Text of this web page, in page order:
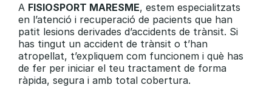
A FISIOSPORT MARESME, estem especialitzats
en l’atenció i recuperació de pacients que han
patit lesions derivades d’accidents de trànsit. Si
has tingut un accident de trànsit o t’han
atropellat, t’expliquem com funcionem i què has
de fer per iniciar el teu tractament de forma
ràpida, segura i amb total cobertura.